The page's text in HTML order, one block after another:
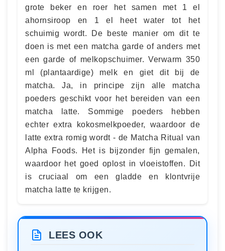
grote beker en roer het samen met 1 el
ahornsiroop en 1 el heet water tot het
schuimig wordt. De beste manier om dit te
doen is met een matcha garde of anders met
een garde of melkopschuimer. Verwarm 350
ml (plantaardige) melk en giet dit bij de
matcha. Ja, in principe zijn alle matcha
poeders geschikt voor het bereiden van een
matcha latte. Sommige poeders hebben
echter extra kokosmelkpoeder, waardoor de
latte extra romig wordt - de Matcha Ritual van
Alpha Foods. Het is bijzonder fijn gemalen,
waardoor het goed oplost in vloeistoffen. Dit
is cruciaal om een gladde en klontvrije
matcha latte te krijgen.
LEES OOK